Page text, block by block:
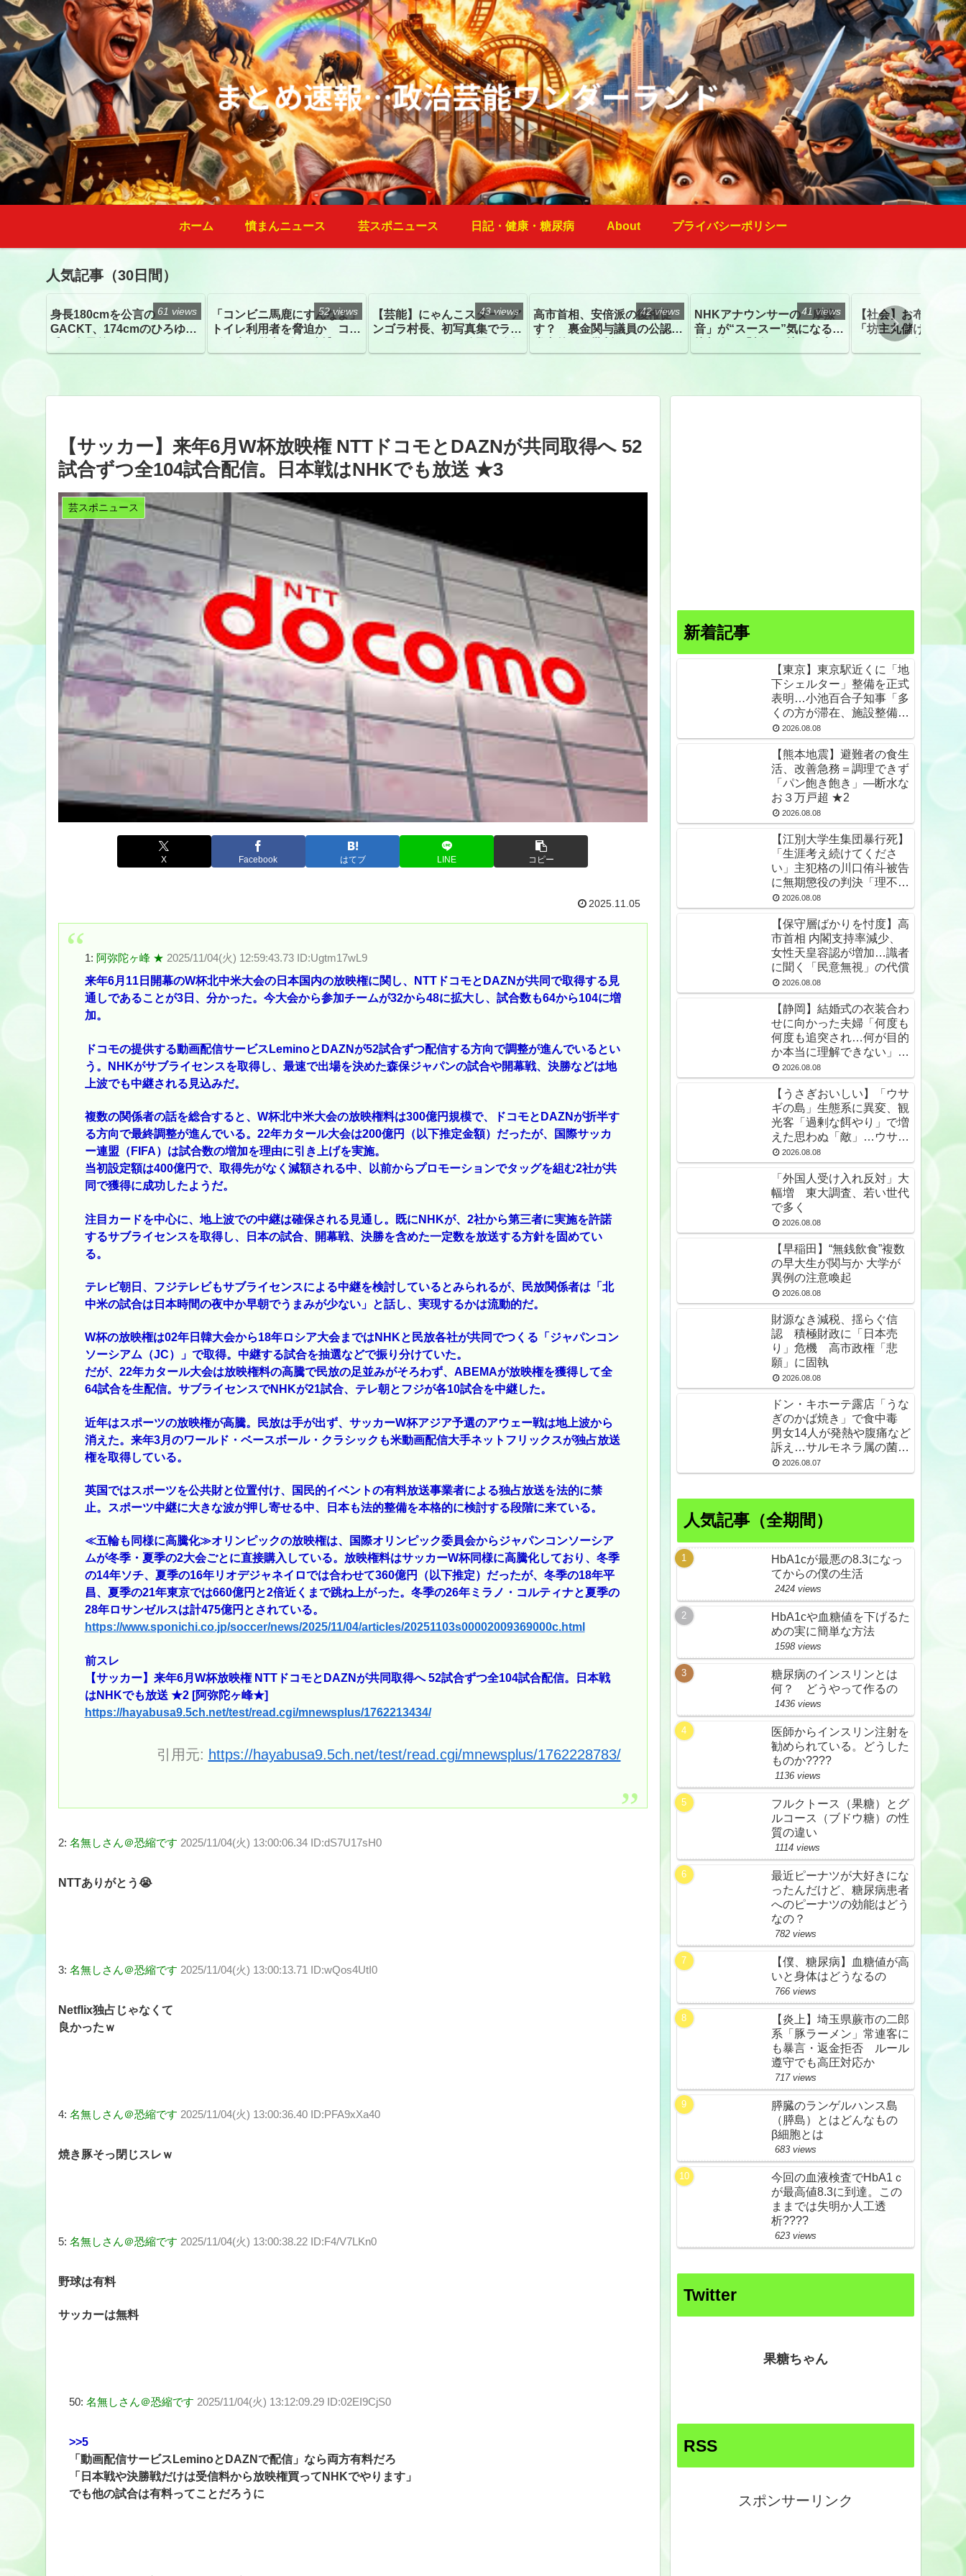
ホーム 憤まんニュース 芸スポニュース 日記・健康・糖尿病 About プライバシーポリシー
人気記事（30日間）
身長180cmを公言の
GACKT、174cmのひろゆき
トざわつき イベントでの写
61 views
「コンビニ馬鹿にすんなよ」
トイレ利用者を脅迫か コン
52 views
【芸能】にゃんこスター・ア
ンゴラ村長、初写真集でラン
はデジタル写真集が異例の大
43 views
高市首相、安倍派の復権促
す？ 裏金関与議員の公認、
42 views
NHKアナウンサーの「摩擦
音」が“スースー”気になる指
聴こえる。聴きづらい」
41 views
【社会】お布施、戒
「坊主丸儲け」は
ほとんどが年収３０
下「地方の寺の僧侶
【サッカー】来年6月W杯放映権 NTTドコモとDAZNが共同取得へ 52
試合ずつ全104試合配信。日本戦はNHKでも放送 ★3
芸スポニュース
X Facebook はてブ LINE コピー
2025.11.05
1: 阿弥陀ヶ峰 ★ 2025/11/04(火) 12:59:43.73 ID:Ugtm17wL9
来年6月11日開幕のW杯北中米大会の日本国内の放映権に関し、NTTドコモとDAZNが共同で取得する見
通しであることが3日、分かった。今大会から参加チームが32から48に拡大し、試合数も64から104に増
加。
ドコモの提供する動画配信サービスLeminoとDAZNが52試合ずつ配信する方向で調整が進んでいるとい
う。NHKがサブライセンスを取得し、最速で出場を決めた森保ジャパンの試合や開幕戦、決勝などは地
上波でも中継される見込みだ。
複数の関係者の話を総合すると、W杯北中米大会の放映権料は300億円規模で、ドコモとDAZNが折半す
る方向で最終調整が進んでいる。22年カタール大会は200億円（以下推定金額）だったが、国際サッカ
ー連盟（FIFA）は試合数の増加を理由に引き上げを実施。
当初設定額は400億円で、取得先がなく減額される中、以前からプロモーションでタッグを組む2社が共
同で獲得に成功したようだ。
注目カードを中心に、地上波での中継は確保される見通し。既にNHKが、2社から第三者に実施を許諾
するサブライセンスを取得し、日本の試合、開幕戦、決勝を含めた一定数を放送する方針を固めてい
る。
テレビ朝日、フジテレビもサブライセンスによる中継を検討しているとみられるが、民放関係者は「北
中米の試合は日本時間の夜中か早朝でうまみが少ない」と話し、実現するかは流動的だ。
W杯の放映権は02年日韓大会から18年ロシア大会まではNHKと民放各社が共同でつくる「ジャパンコン
ソーシアム（JC）」で取得。中継する試合を抽選などで振り分けていた。
だが、22年カタール大会は放映権料の高騰で民放の足並みがそろわず、ABEMAが放映権を獲得して全
64試合を生配信。サブライセンスでNHKが21試合、テレ朝とフジが各10試合を中継した。
近年はスポーツの放映権が高騰。民放は手が出ず、サッカーW杯アジア予選のアウェー戦は地上波から
消えた。来年3月のワールド・ベースボール・クラシックも米動画配信大手ネットフリックスが独占放送
権を取得している。
英国ではスポーツを公共財と位置付け、国民的イベントの有料放送事業者による独占放送を法的に禁
止。スポーツ中継に大きな波が押し寄せる中、日本も法的整備を本格的に検討する段階に来ている。
≪五輪も同様に高騰化≫オリンピックの放映権は、国際オリンピック委員会からジャパンコンソーシア
ムが冬季・夏季の2大会ごとに直接購入している。放映権料はサッカーW杯同様に高騰化しており、冬季
の14年ソチ、夏季の16年リオデジャネイロでは合わせて360億円（以下推定）だったが、冬季の18年平
昌、夏季の21年東京では660億円と2倍近くまで跳ね上がった。冬季の26年ミラノ・コルティナと夏季の
28年ロサンゼルスは計475億円とされている。
https://www.sponichi.co.jp/soccer/news/2025/11/04/articles/20251103s00002009369000c.html
前スレ
【サッカー】来年6月W杯放映権 NTTドコモとDAZNが共同取得へ 52試合ずつ全104試合配信。日本戦
はNHKでも放送 ★2 [阿弥陀ヶ峰★]
https://hayabusa9.5ch.net/test/read.cgi/mnewsplus/1762213434/
引用元: https://hayabusa9.5ch.net/test/read.cgi/mnewsplus/1762228783/
2: 名無しさん＠恐縮です 2025/11/04(火) 13:00:06.34 ID:dS7U17sH0
NTTありがとう😭
3: 名無しさん＠恐縮です 2025/11/04(火) 13:00:13.71 ID:wQos4UtI0
Netflix独占じゃなくて
良かったｗ
4: 名無しさん＠恐縮です 2025/11/04(火) 13:00:36.40 ID:PFA9xXa40
焼き豚そっ閉じスレｗ
5: 名無しさん＠恐縮です 2025/11/04(火) 13:00:38.22 ID:F4/V7LKn0
野球は有料
サッカーは無料
50: 名無しさん＠恐縮です 2025/11/04(火) 13:12:09.29 ID:02EI9CjS0
>>5
「動画配信サービスLeminoとDAZNで配信」なら両方有料だろ
「日本戦や決勝戦だけは受信料から放映権買ってNHKでやります」
でも他の試合は有料ってことだろうに
新着記事
【東京】東京駅近くに「地
下シェルター」整備を正式
表明…小池百合子知事「多
くの方が滞在、施設整備の
効果高い」 ★2
2026.08.08
【熊本地震】避難者の食生
活、改善急務＝調理できず
「パン飽き飽き」―断水な
お３万戸超 ★2
2026.08.08
【江別大学生集団暴行死】
「生涯考え続けてくださ
い」主犯格の川口侑斗被告
に無期懲役の判決「理不尽
以外の何ものでもない」
★2
2026.08.08
【保守層ばかりを忖度】高
市首相 内閣支持率減少、
女性天皇容認が増加…識者
に聞く「民意無視」の代償
2026.08.08
【静岡】結婚式の衣装合わ
せに向かった夫婦「何度も
何度も追突され…何が目的
か本当に理解できない」東
名高速で続いた約1.7キロ
の追突
2026.08.08
【うさぎおいしい】「ウサ
ギの島」生態系に異変、観
光客「過剰な餌やり」で増
えた思わぬ「敵」…ウサギ
襲い口でくわえる姿も 大
久野島
2026.08.08
「外国人受け入れ反対」大
幅増 東大調査、若い世代
で多く
2026.08.08
【早稲田】“無銭飲食”複数
の早大生が関与か 大学が
異例の注意喚起
2026.08.08
財源なき減税、揺らぐ信
認 積極財政に「日本売
り」危機 高市政権「悲
願」に固執
2026.08.08
ドン・キホーテ露店「うな
ぎのかば焼き」で食中毒
男女14人が発熱や腹痛など
訴え…サルモネラ属の菌検
出2026.08.07
人気記事（全期間）
HbA1cが最悪の8.3になっ
てからの僕の生活
2424 views
HbA1cや血糖値を下げるた
めの実に簡単な方法
1598 views
糖尿病のインスリンとは
何？ どうやって作るの
1436 views
医師からインスリン注射を
勧められている。どうした
ものか????
1136 views
フルクトース（果糖）とグ
ルコース（ブドウ糖）の性
質の違い
1114 views
最近ピーナツが大好きにな
ったんだけど、糖尿病患者
へのピーナツの効能はどう
なの？
782 views
【僕、糖尿病】血糖値が高
いと身体はどうなるの
766 views
【炎上】埼玉県蕨市の二郎
系「豚ラーメン」常連客に
も暴言・返金拒否 ルール
遵守でも高圧対応か
717 views
膵臓のランゲルハンス島
（膵島）とはどんなもの
β細胞とは
683 views
今回の血液検査でHbA1ｃ
が最高値8.3に到達。この
ままでは失明か人工透
析????
623 views
Twitter
果糖ちゃん
RSS
スポンサーリンク